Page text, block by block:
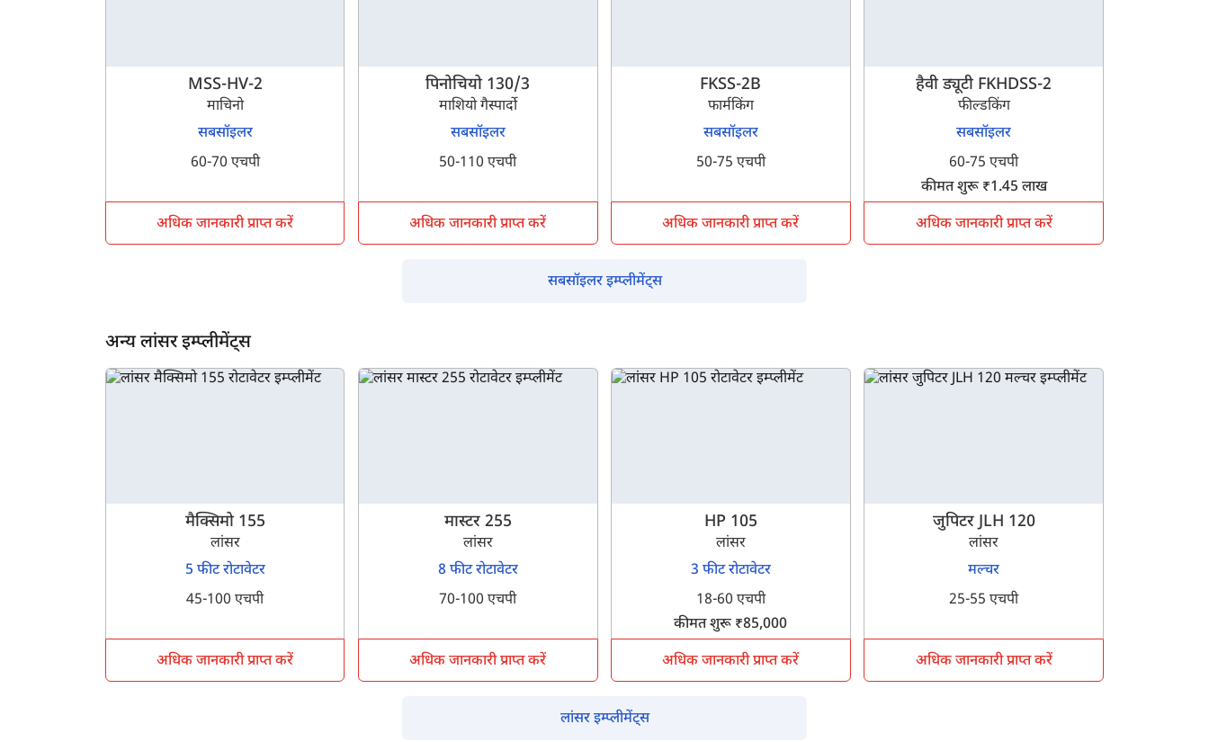
MSS-HV-2
माचिनो
सबसॉइलर
60-70 एचपी
अधिक जानकारी प्राप्त करें
पिनोचियो 130/3
माशियो गैस्पार्दो
सबसॉइलर
50-110 एचपी
अधिक जानकारी प्राप्त करें
FKSS-2B
फार्मकिंग
सबसॉइलर
50-75 एचपी
अधिक जानकारी प्राप्त करें
हैवी ड्यूटी FKHDSS-2
फील्डकिंग
सबसॉइलर
60-75 एचपी
कीमत शुरू ₹1.45 लाख
अधिक जानकारी प्राप्त करें
सबसॉइलर इम्प्लीमेंट्स
अन्य लांसर इम्प्लीमेंट्स
मैक्सिमो 155
लांसर
5 फीट रोटावेटर
45-100 एचपी
अधिक जानकारी प्राप्त करें
मास्टर 255
लांसर
8 फीट रोटावेटर
70-100 एचपी
अधिक जानकारी प्राप्त करें
HP 105
लांसर
3 फीट रोटावेटर
18-60 एचपी
कीमत शुरू ₹85,000
अधिक जानकारी प्राप्त करें
जुपिटर JLH 120
लांसर
मल्चर
25-55 एचपी
अधिक जानकारी प्राप्त करें
लांसर इम्प्लीमेंट्स
हम आपकी किस प्रकार सहायता कर सकते हैं?
अपना पूरा नाम दर्ज करें*
नहीं, धन्यवाद हाँ, पूछताछ जारी रखें
आपकी जानकारी हमारे पास सुरक्षित है।